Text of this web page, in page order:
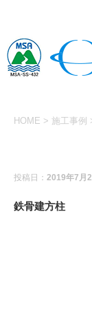
HOME > 施工事例
投稿日： 2019年7月
鉄骨建方柱